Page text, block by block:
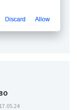
Discard Allow